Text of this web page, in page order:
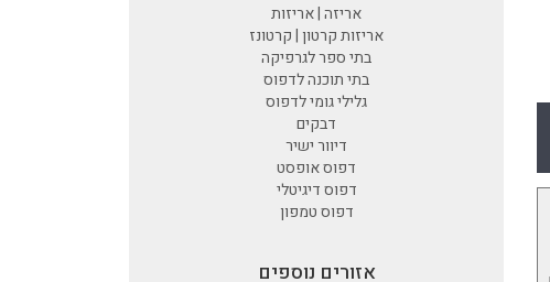
אריזה | אריזות
אריזות קרטון | קרטונז
בתי ספר לגרפיקה
בתי תוכנה לדפוס
גלילי גומי לדפוס
דבקים
דיוור ישיר
דפוס אופסט
דפוס דיגיטלי
דפוס טמפון
אזורים נוספים